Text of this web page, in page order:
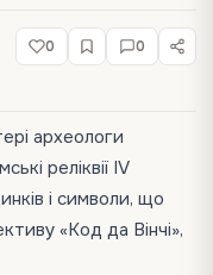
0 0
археологи
реліквії IV
і символи, що
«Код да Вінчі»,